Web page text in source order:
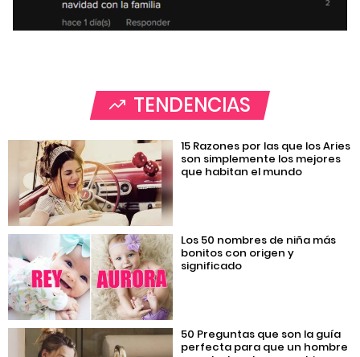
TENDENCIAS
15 Razones por las que los Aries
son simplemente los mejores
que habitan el mundo
Los 50 nombres de niña más
bonitos con origen y
significado
50 Preguntas que son la guía
perfecta para que un hombre